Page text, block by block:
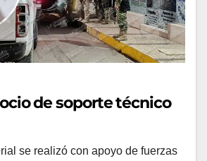
de soporte técnico
se realizó con apoyo de fuerzas